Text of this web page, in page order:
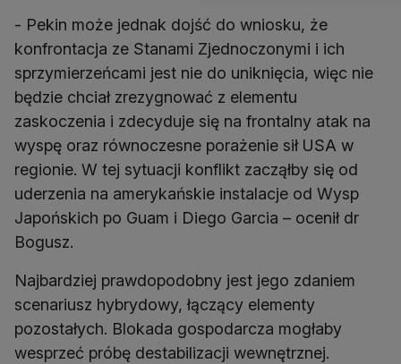
- Pekin może jednak dojść do wniosku, że
konfrontacja ze Stanami Zjednoczonymi i ich
sprzymierzeńcami jest nie do uniknięcia, więc nie
będzie chciał zrezygnować z elementu
zaskoczenia i zdecyduje się na frontalny atak na
wyspę oraz równoczesne porażenie sił USA w
regionie. W tej sytuacji konflikt zacząłby się od
uderzenia na amerykańskie instalacje od Wysp
Japońskich po Guam i Diego Garcia – ocenił dr
Bogusz.
Najbardziej prawdopodobny jest jego zdaniem
scenariusz hybrydowy, łączący elementy
pozostałych. Blokada gospodarcza mogłaby
wesprzeć próbę destabilizacji wewnętrznej.